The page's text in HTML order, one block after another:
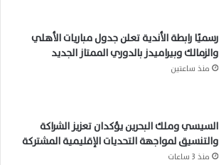
رسميًا رابطة الأندية تعلن جدول مباريات الأهلي
والزمالك وبيراميدز بالدوري الممتاز الجديد
منذ ساعتين
السيسي وملك البحرين يؤكدان تعزيز الشراكة
والتنسيق لمواجهة التحديات الإقليمية المشتركة
منذ 3 ساعات